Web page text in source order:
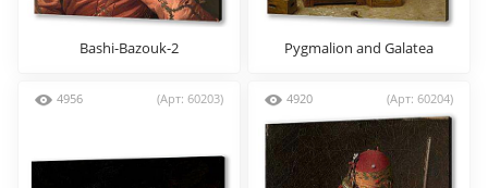
Bashi-Bazouk-2 Pygmalion and Galatea
4956 (Арт: 60203) 4920 (Арт: 60204)